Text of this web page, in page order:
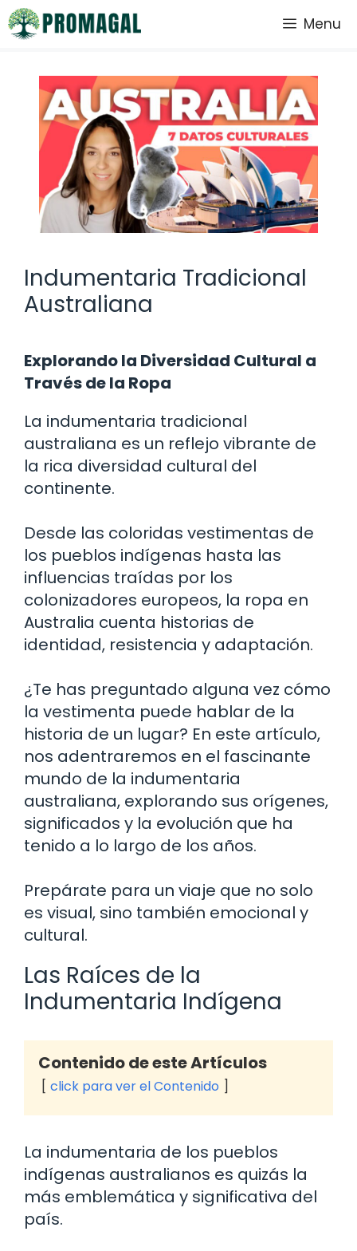
Saltar
al
Menu
Indumentaria Tradicional
Australiana
Explorando la Diversidad Cultural a
Través de la Ropa
La indumentaria tradicional
australiana es un reflejo vibrante de
la rica diversidad cultural del
continente.
Desde las coloridas vestimentas de
los pueblos indígenas hasta las
influencias traídas por los
colonizadores europeos, la ropa en
Australia cuenta historias de
identidad, resistencia y adaptación.
¿Te has preguntado alguna vez cómo
la vestimenta puede hablar de la
historia de un lugar? En este artículo,
nos adentraremos en el fascinante
mundo de la indumentaria
australiana, explorando sus orígenes,
significados y la evolución que ha
tenido a lo largo de los años.
Prepárate para un viaje que no solo
es visual, sino también emocional y
cultural.
Las Raíces de la
Indumentaria Indígena
Contenido de este Artículos
click para ver el Contenido
La indumentaria de los pueblos
indígenas australianos es quizás la
más emblemática y significativa del
país.